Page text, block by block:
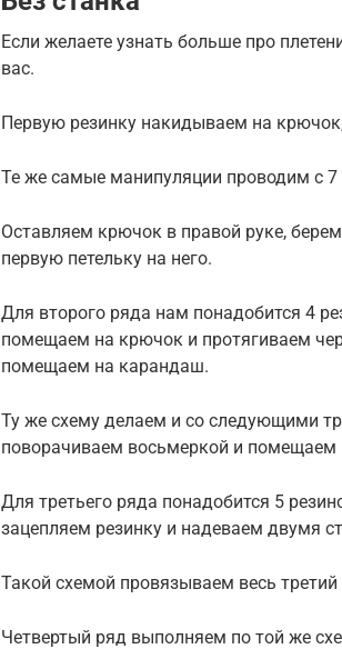
Если желаете узнать больше про
вас.
Первую резинку накидываем на
Те же самые манипуляции проводим с 7
Оставляем крючок в правой руке,
первую петельку на него.
Для второго ряда нам понадобится 4
помещаем на крючок и протягиваем
помещаем на карандаш.
Ту же схему делаем и со следующими
поворачиваем восьмеркой и
Для третьего ряда понадобится 5
зацепляем резинку и надеваем двумя
Такой схемой провязываем весь третий
Четвертый ряд выполняем по той же